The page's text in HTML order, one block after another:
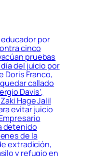
por
cinco
pruebas
del juicio por
Doris Franco,
callado
Davis’,
Hage Jalil
evitar juicio
detenido
de la
extradición,
y refugio en